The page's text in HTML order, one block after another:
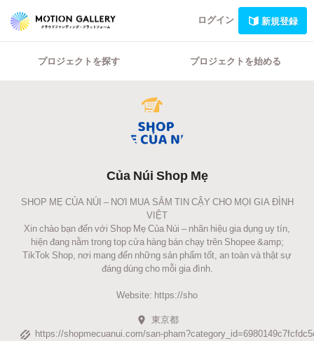
ログイン 新規登録
プロジェクトを探す プロジェクトを始める
Của Núi Shop Mẹ
SHOP MẸ CỦA NÚI – NƠI MUA SẮM TIN CẬY CHO MỌI GIA ĐÌNH
VIỆT
Xin chào bạn đến với Shop Mẹ Của Núi – nhãn hiệu gia dụng uy tín,
hiện đang nằm trong top cửa hàng bán chạy trên Shopee &amp;
TikTok Shop, nơi mang đến những sản phẩm tốt, an toàn và thật sự
đáng dùng cho mỗi gia đình.
Website: https://sho
東京都
https://shopmecuanui.com/san-